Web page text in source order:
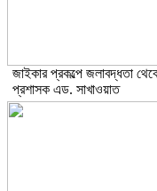
জাইকার প্রকল্পে জলাবদ্ধতা
প্রশাসক এড. সাখাওয়াত